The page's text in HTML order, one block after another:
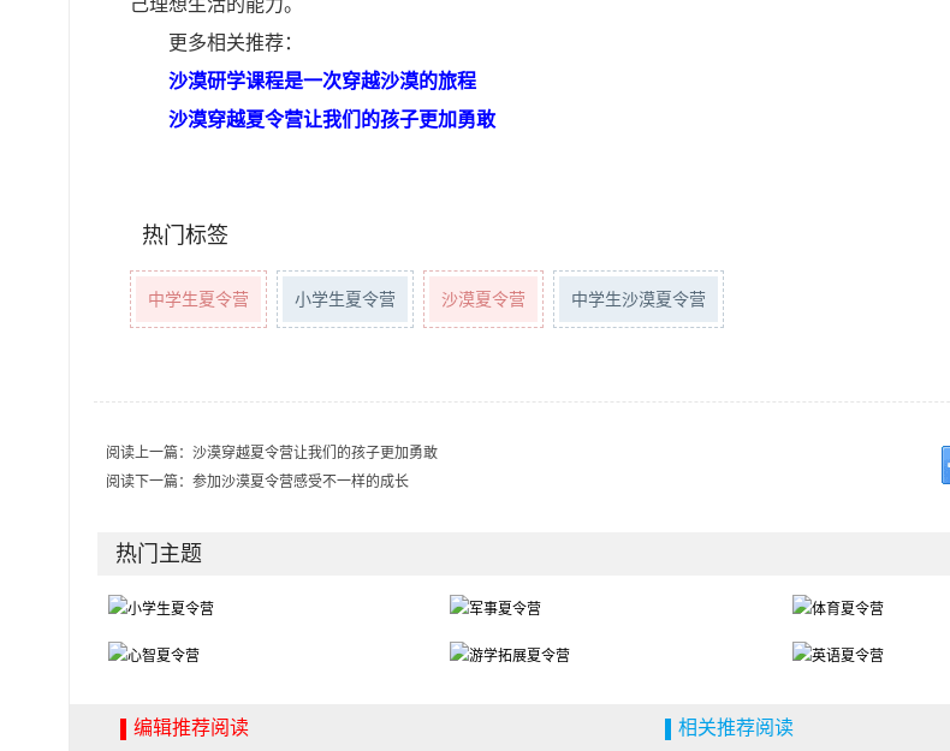
更多相关推荐：
沙漠研学课程是一次穿越沙漠的旅程
沙漠穿越夏令营让我们的孩子更加勇敢
热门标签
中学生夏令营 小学生夏令营 沙漠夏令营 中学生沙漠夏令营
阅读上一篇： 沙漠穿越夏令营让我们的孩子更加勇敢
阅读下一篇： 参加沙漠夏令营感受不一样的成长
热门主题
编辑推荐阅读 相关推荐阅读